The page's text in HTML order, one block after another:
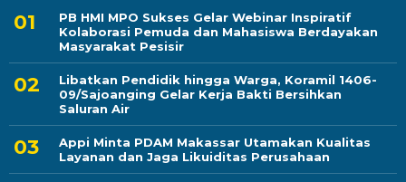
PB HMI MPO Sukses Gelar Webinar Inspiratif
Kolaborasi Pemuda dan Mahasiswa Berdayakan
Masyarakat Pesisir
Libatkan Pendidik hingga Warga, Koramil 1406-
09/Sajoanging Gelar Kerja Bakti Bersihkan
Saluran Air
Appi Minta PDAM Makassar Utamakan Kualitas
Layanan dan Jaga Likuiditas Perusahaan